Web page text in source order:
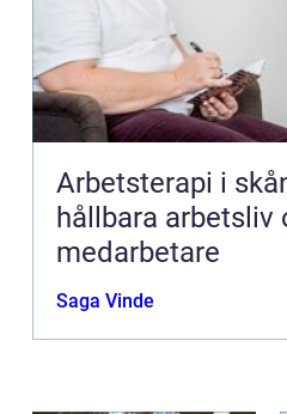
Arbetsterapi i skåne så
hållbara arbetsliv
medarbetare
Saga Vinde